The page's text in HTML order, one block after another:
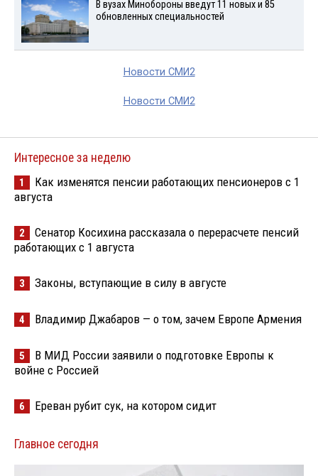
В вузах Минобороны введут 11 новых и 85
обновленных специальностей
Новости СМИ2
Новости СМИ2
Интересное за неделю
1
Как изменятся пенсии работающих пенсионеров с 1
августа
2
Сенатор Косихина рассказала о перерасчете пенсий
работающих с 1 августа
3 Законы, вступающие в силу в августе
4 Владимир Джабаров — о том, зачем Европе Армения
5
В МИД России заявили о подготовке Европы к
войне с Россией
6 Ереван рубит сук, на котором сидит
Главное сегодня